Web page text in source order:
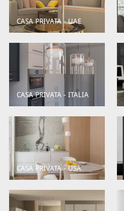
CASA PRIVATA - UAE
CASA PRIVATA - ITALIA
CASA PRIVATA - USA